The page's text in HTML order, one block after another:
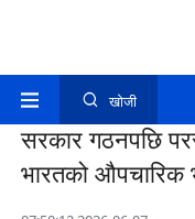
खोजी
सरकार गठनपछि
भारतको औपचारिक